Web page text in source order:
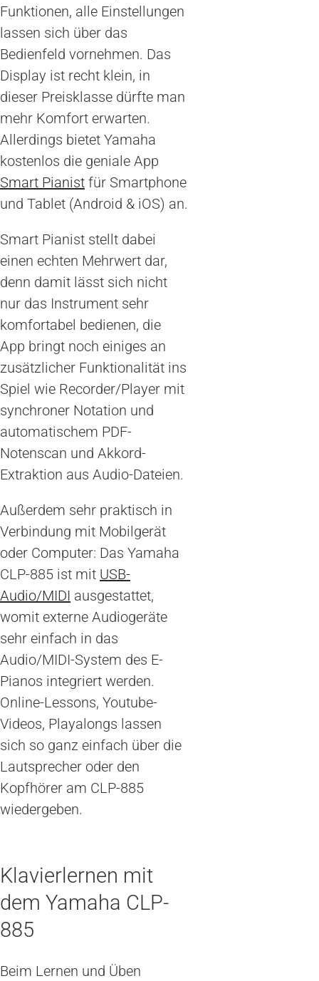
Funktionen, alle Einstellungen
lassen sich über das
Bedienfeld vornehmen. Das
Display ist recht klein, in
dieser Preisklasse dürfte man
mehr Komfort erwarten.
Allerdings bietet Yamaha
kostenlos die geniale App
Smart Pianist für Smartphone
und Tablet (Android & iOS) an.
Smart Pianist stellt dabei
einen echten Mehrwert dar,
denn damit lässt sich nicht
nur das Instrument sehr
komfortabel bedienen, die
App bringt noch einiges an
zusätzlicher Funktionalität ins
Spiel wie Recorder/Player mit
synchroner Notation und
automatischem PDF-
Notenscan und Akkord-
Extraktion aus Audio-Dateien.
Außerdem sehr praktisch in
Verbindung mit Mobilgerät
oder Computer: Das Yamaha
CLP-885 ist mit USB-
Audio/MIDI ausgestattet,
womit externe Audiogeräte
sehr einfach in das
Audio/MIDI-System des E-
Pianos integriert werden.
Online-Lessons, Youtube-
Videos, Playalongs lassen
sich so ganz einfach über die
Lautsprecher oder den
Kopfhörer am CLP-885
wiedergeben.
Klavierlernen mit
dem Yamaha CLP-
885
Beim Lernen und Üben